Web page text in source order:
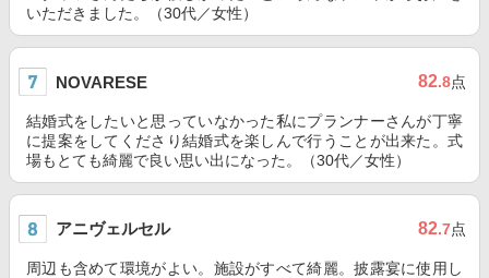
いただきました。（30代／女性）
NOVARESE 82.8点
結婚式をしたいと思っていなかった私にプランナーさんが丁寧
に提案をしてくださり結婚式を楽しんで行うことが出来た。式
場もとても綺麗で良い思い出になった。（30代／女性）
アニヴェルセル 82.7点
周辺も含めて環境がよい。施設がすべて綺麗。披露宴に使用し